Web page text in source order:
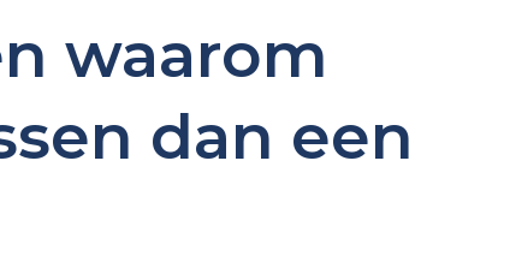
waarom
dan een